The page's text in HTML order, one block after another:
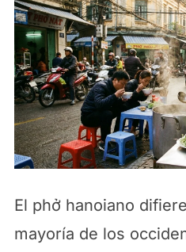
El phở hanoiano
mayoría de los